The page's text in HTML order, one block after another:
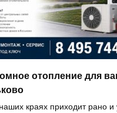
отопление для
краях приходит рано и